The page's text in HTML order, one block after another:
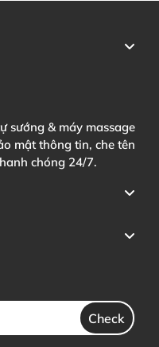
sướng & máy massage
mật thông tin, che tên
chóng 24/7.
Check